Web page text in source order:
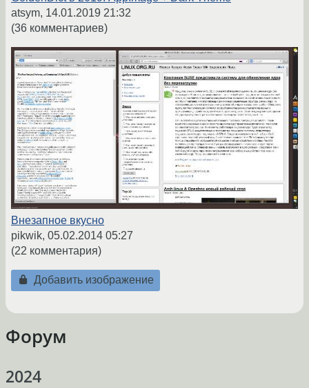
atsym, 14.01.2019 21:32
(36 комментариев)
Внезапное вкусно
pikwik, 05.02.2014 05:27
(22 комментария)
Добавить изображение
Форум
2024